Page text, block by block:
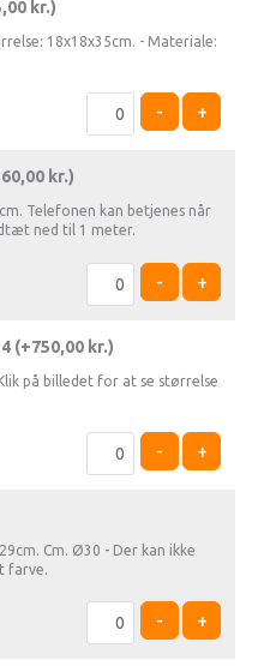
kr.)
18x18x35cm. - Materiale:
- +
60,00 kr.)
Telefonen kan betjenes når
ned til 1 meter.
- +
(+750,00 kr.)
på billedet for at se størrelse
- +
Cm. Ø30 - Der kan ikke
farve.
- +